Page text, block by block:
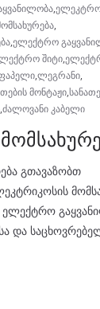
,
,
,ელექტრო
შიტი,
,ლეგრანი,
მონტაჟი,
,ძალოვანი კაბელი
გთავაზობთ
ელექტრო
და